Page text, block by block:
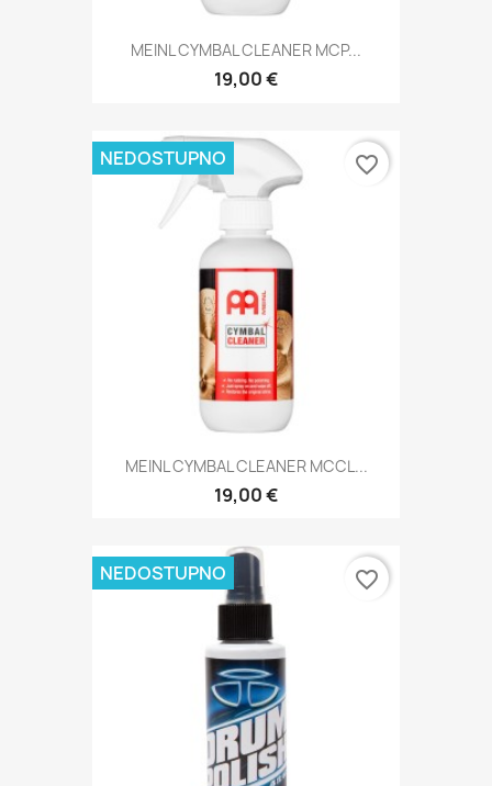
MEINL CYMBAL CLEANER MCP...
19,00 €
MEINL CYMBAL CLEANER MCCL...
19,00 €
NEDOSTUPNO favorite_border
NEDOSTUPNO favorite_border